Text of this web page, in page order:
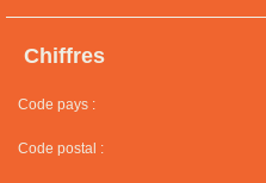
Chiffres
Code pays :
Code postal :